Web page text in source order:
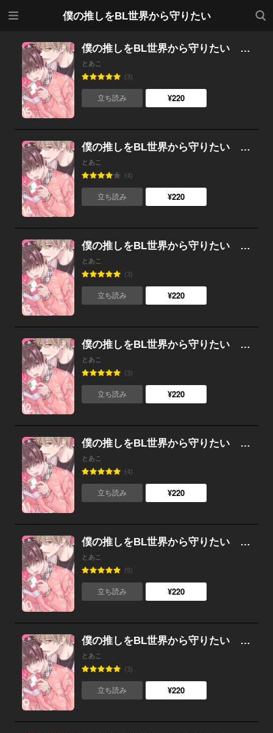
僕の推しをBL世界から守りたい
検索
僕の推しをBL世界から守りたい （15）
とあこ
(3)
立ち読み ¥220
僕の推しをBL世界から守りたい （14）
とあこ
(4)
立ち読み ¥220
僕の推しをBL世界から守りたい （13）
とあこ
(3)
立ち読み ¥220
僕の推しをBL世界から守りたい （12）
とあこ
(3)
立ち読み ¥220
僕の推しをBL世界から守りたい （11）
とあこ
(4)
立ち読み ¥220
僕の推しをBL世界から守りたい （10）
とあこ
(5)
立ち読み ¥220
僕の推しをBL世界から守りたい （9）
とあこ
(3)
立ち読み ¥220